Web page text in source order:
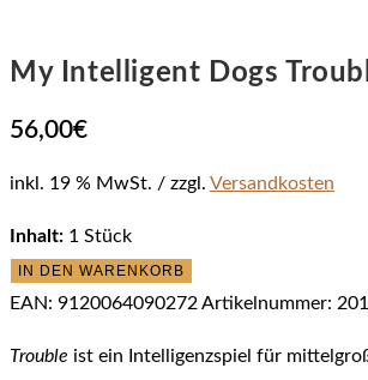
My Intelligent Dogs
56,00€
inkl. 19 % MwSt. zzgl. Versandkosten
Inhalt: 1 Stück
My
Intelligent
IN DEN WARENKORB
EAN: 9120064090272Artikelnummer:
Trouble ist ein Intelligenzspiel für